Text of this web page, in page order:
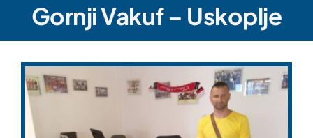
Gornji Vakuf – Uskoplje